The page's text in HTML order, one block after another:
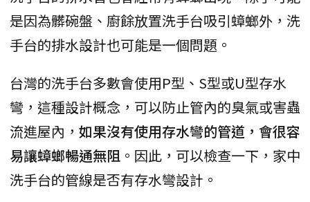
是因為髒碗盤、廚餘放置洗手台吸引蟑螂外，洗
手台的排水設計也可能是一個問題。
台灣的洗手台多數會使用P型、S型或U型存水
彎，這種設計概念，可以防止管內的臭氣或害蟲
流進屋內， 如果沒有使用存水彎的管道，會很容
易讓蟑螂暢通無阻 。因此，可以檢查一下，家中
洗手台的管線是否有存水彎設計。